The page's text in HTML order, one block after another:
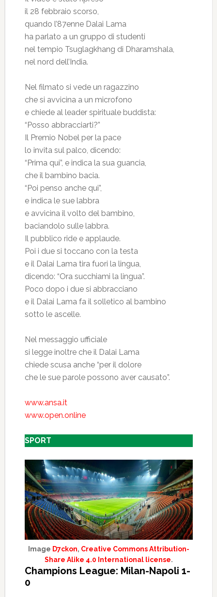
il 28 febbraio scorso,
quando l’87enne Dalai Lama
ha parlato a un gruppo di studenti
nel tempio Tsuglagkhang di Dharamshala,
nel nord dell’India.
Nel filmato si vede un ragazzino
che si avvicina a un microfono
e chiede al leader spirituale buddista:
“Posso abbracciarti?”
Il Premio Nobel per la pace
lo invita sul palco, dicendo:
“Prima qui”, e indica la sua guancia,
che il bambino bacia.
“Poi penso anche qui”,
e indica le sue labbra
e avvicina il volto del bambino,
baciandolo sulle labbra.
Il pubblico ride e applaude.
Poi i due si toccano con la testa
e il Dalai Lama tira fuori la lingua,
dicendo: “Ora succhiami la lingua”.
Poco dopo i due si abbracciano
e il Dalai Lama fa il solletico al bambino
sotto le ascelle.
Nel messaggio ufficiale
si legge inoltre che il Dalai Lama
chiede scusa anche “per il dolore
che le sue parole possono aver causato”.
www.ansa.it
www.open.online
SPORT
Image D7ckon, Creative Commons Attribution-
Share Alike 4.0 International license.
Champions League: Milan-Napoli 1-
0